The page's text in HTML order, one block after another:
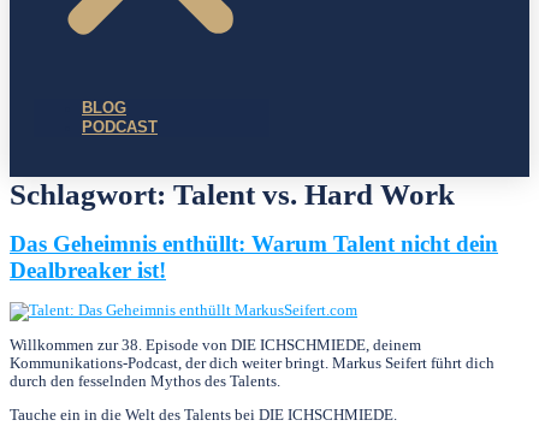
BLOG
PODCAST
Schlagwort: Talent vs. Hard Work
Das Geheimnis enthüllt: Warum Talent nicht dein
Dealbreaker ist!
Willkommen zur 38. Episode von DIE ICHSCHMIEDE, deinem
Kommunikations-Podcast, der dich weiter bringt. Markus Seifert führt dich
durch den fesselnden Mythos des Talents.
Tauche ein in die Welt des Talents bei DIE ICHSCHMIEDE.